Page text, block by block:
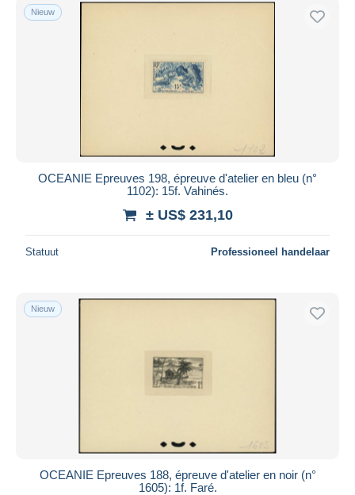
Nieuw
OCEANIE Epreuves 198, épreuve d'atelier en bleu (n°
1102): 15f. Vahinés.
± US$ 231,10
Statuut Professioneel handelaar
Nieuw
OCEANIE Epreuves 188, épreuve d'atelier en noir (n°
1605): 1f. Faré.